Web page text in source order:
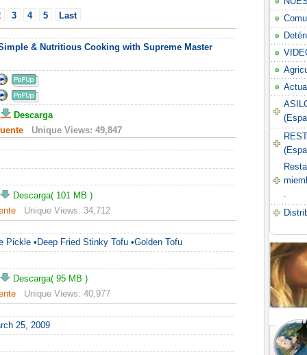
3 4 5 Last
& Nutritious Cooking with Supreme Master
Descarga
Unique Views: 49,847
Descarga( 101 MB )
Unique Views: 34,712
Pickle •Deep Fried Stinky Tofu •Golden Tofu
Descarga( 95 MB )
Unique Views: 40,977
25, 2009
.